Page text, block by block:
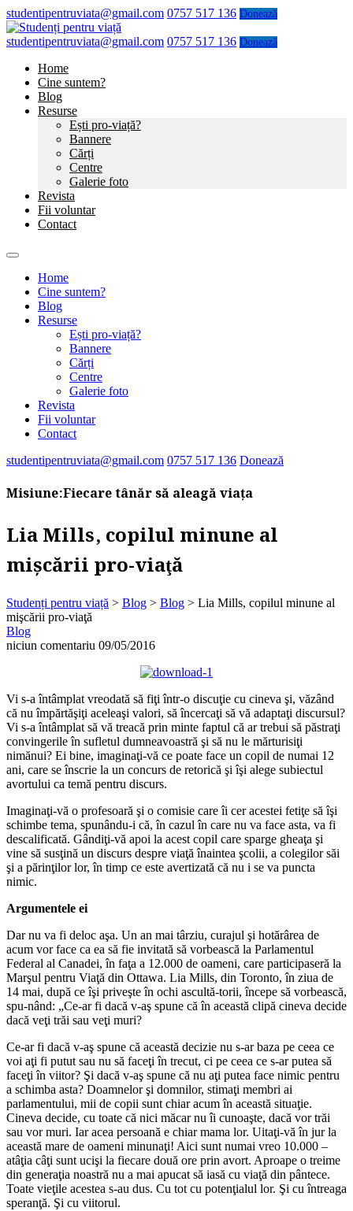
studentipentruviata@gmail.com 0757 517 136 Donează
studentipentruviata@gmail.com 0757 517 136 Donează
Home
Cine suntem?
Blog
Resurse
Ești pro-viață?
Bannere
Cărți
Centre
Galerie foto
Revista
Fii voluntar
Contact
Home
Cine suntem?
Blog
Resurse
Ești pro-viață?
Bannere
Cărți
Centre
Galerie foto
Revista
Fii voluntar
Contact
studentipentruviata@gmail.com 0757 517 136 Donează
Misiune:Fiecare tânăr să aleagă viața
Lia Mills, copilul minune al
mişcării pro-viaţă
Studenți pentru viață > Blog > Blog > Lia Mills, copilul minune al
mişcării pro-viaţă
Blog
niciun comentariu 09/05/2016
Vi s-a întâmplat vreodată să fiţi într-o discuţie cu cineva şi, văzând
că nu împărtăşiţi aceleaşi valori, să încercaţi să vă adaptaţi discursul?
Vi s-a întâmplat să vă treacă prin minte faptul că ar trebui să păstraţi
convingerile în sufletul dumneavoastră şi să nu le mărturisiţi
nimănui? Ei bine, imaginaţi-vă ce poate face un copil de numai 12
ani, care se înscrie la un concurs de retorică şi îşi alege subiectul
avortului ca temă pentru discurs.
Imaginaţi-vă o profesoară şi o comisie care îi cer acestei fetiţe să îşi
schimbe tema, spunându-i că, în cazul în care nu va face asta, va fi
descalificată. Gândiţi-vă apoi la acest copil care sparge gheaţa şi
vine să susţină un discurs despre viaţă înaintea şcolii, a colegilor săi
şi a părinţilor lor, în timp ce este avertizată că nu i se va puncta
nimic.
Argumentele ei
Dar nu va fi deloc aşa. Un an mai târziu, curajul şi hotărârea de
acum vor face ca ea să fie invitată să vorbească la Parlamentul
Federal al Canadei, în faţa a 12.000 de oameni, care participaseră la
Marşul pentru Viaţă din Ottawa. Lia Mills, din Toronto, în ziua de
14 mai, după ce îşi priveşte în ochi ascultă-torii, începe să vorbească,
spu-nând: „Ce-ar fi dacă v-aş spune că în această clipă cineva decide
dacă veţi trăi sau veţi muri?
Ce-ar fi dacă v-aş spune că această decizie nu s-ar baza pe ceea ce
voi aţi fi putut sau nu să faceţi în trecut, ci pe ceea ce s-ar putea să
faceţi în viitor? Şi dacă v-aş spune că nu aţi putea face nimic pentru
a schimba asta? Doamnelor şi domnilor, stimaţi membri ai
parlamentului, mii de copii sunt chiar acum în această situaţie.
Cineva decide, cu toate că nici măcar nu îi cunoaşte, dacă vor trăi
sau vor muri. Iar acea persoană e chiar mama lor. Uitaţi-vă în jur la
această mare de oameni minunaţi! Aici sunt numai vreo 10.000 –
atâţia câţi sunt ucişi la fiecare două ore prin avort. Aproape o treime
din generaţia noastră nu a mai apucat să iasă cu viaţă din pântece.
Toate vieţile acestea s-au dus. Cu tot cu potenţialul lor. Şi cu întreaga
speranţă. Şi cu viitorul.